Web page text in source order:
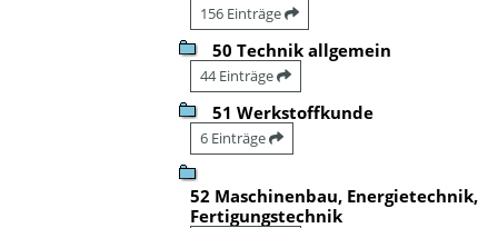
156 Einträge
50 Technik allgemein
44 Einträge
51 Werkstoffkunde
6 Einträge
52 Maschinenbau, Energietechnik,
Fertigungstechnik